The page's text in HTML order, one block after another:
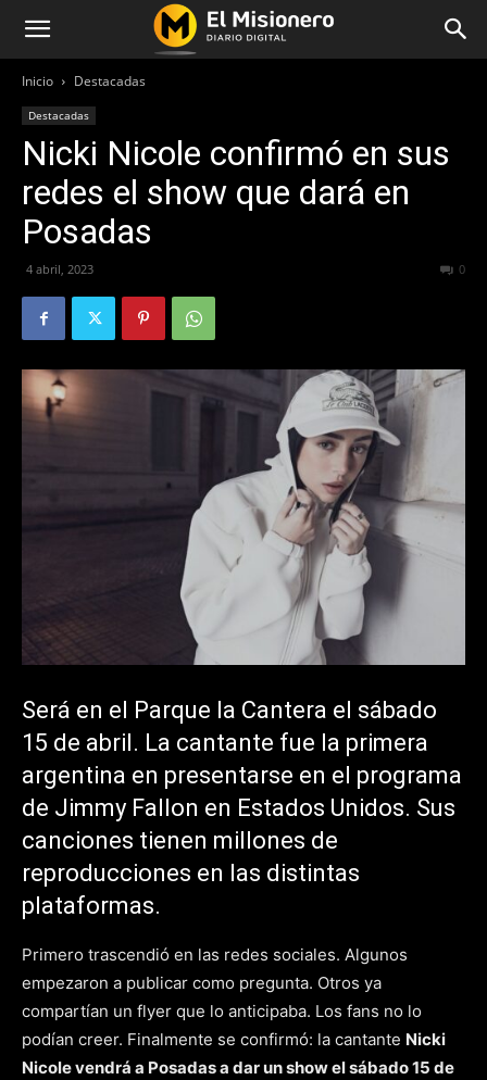
Inicio Destacadas
Destacadas
Nicki Nicole confirmó en sus
redes el show que dará en
Posadas
4 abril, 2023 0
Será en el Parque la Cantera el sábado
15 de abril. La cantante fue la primera
argentina en presentarse en el programa
de Jimmy Fallon en Estados Unidos. Sus
canciones tienen millones de
reproducciones en las distintas
plataformas.
Primero trascendió en las redes sociales. Algunos
empezaron a publicar como pregunta. Otros ya
compartían un flyer que lo anticipaba. Los fans no lo
podían creer. Finalmente se confirmó: la cantante Nicki
Nicole vendrá a Posadas a dar un show el sábado 15 de